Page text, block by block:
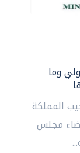
وما
المملكة
مجلس